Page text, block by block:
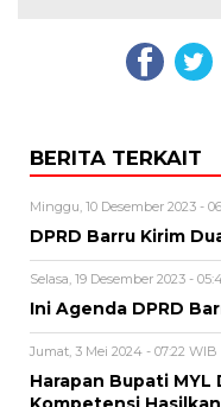
BERITA TERKAIT
Minggu, 10 Desember 2023 -
DPRD Barru Kirim
Selasa, 19 Desember 2023 -
Ini Agenda DPRD
Jumat, 3 Mei 2024 - 07:22 WIB
Harapan Bupati
Kompetensi